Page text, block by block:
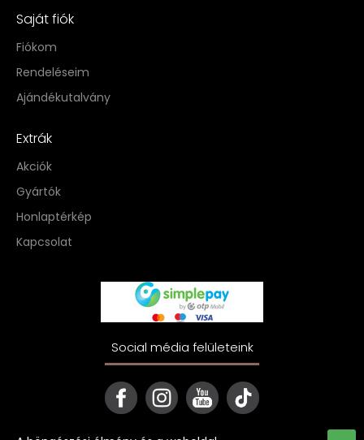
Saját fiók
Fiókom
Rendeléseim
Ajándékutalvány
Extrák
Akciók
Gyártók
Honlaptérkép
Kapcsolat
Social média felületeink